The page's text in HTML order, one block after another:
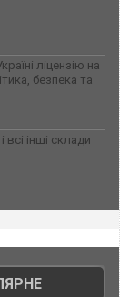
ліцензію на
безпека та
інші склади